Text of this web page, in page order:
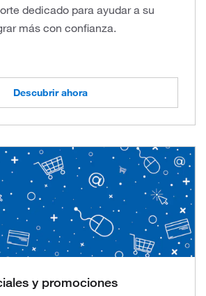
dedicado para ayudar a su
más con confianza.
Descubrir ahora
y promociones